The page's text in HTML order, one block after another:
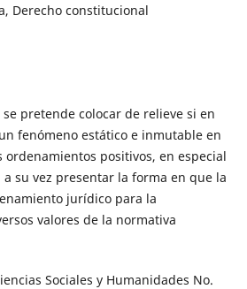
Derecho constitucional
pretende colocar de relieve si en
fenómeno estático e inmutable en
ordenamientos positivos, en especial
su vez presentar la forma en que la
jurídico para la
valores de la normativa
Sociales y Humanidades No.